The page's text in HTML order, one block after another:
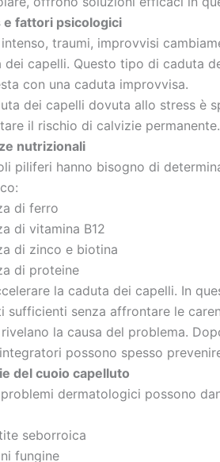
e fattori psicologici
traumi, improvvisi
dei capelli. Questo tipo di caduta
con una caduta improvvisa.
dei capelli dovuta allo stress è
il rischio di calvizie permanente.
nutrizionali
piliferi hanno bisogno di
di ferro
di vitamina B12
di zinco e biotina
di proteine
la caduta dei capelli. In
sufficienti senza affrontare le
la causa del problema.
possono spesso
del cuoio capelluto
dermatologici possono
seborroica
fungine